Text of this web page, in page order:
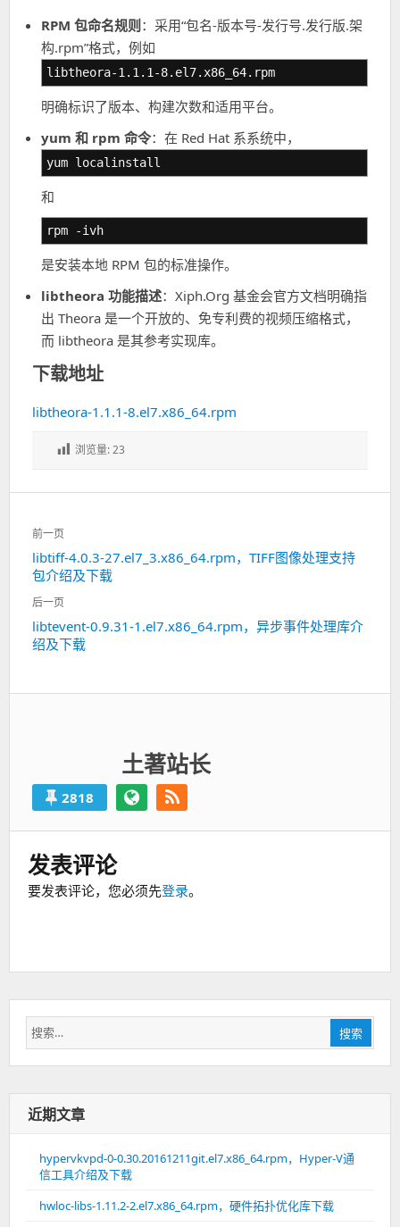
RPM 包命名规则 ：采用“包名-版本号-发行号.发行版.架
构.rpm”格式，例如
libtheora-1.1.1-8.el7.x86_64.rpm
明确标识了版本、构建次数和适用平台。
yum 和 rpm 命令：在 Red Hat 系系统中，
yum localinstall
和
rpm -ivh
是安装本地 RPM 包的标准操作。
libtheora 功能描述：Xiph.Org 基金会官方文档明确指
出 Theora 是一个开放的、免专利费的视频压缩格式，
而 libtheora 是其参考实现库。
下载地址
libtheora-1.1.1-8.el7.x86_64.rpm
浏览量:23
文
章
导
航
前一页
上
一
篇：
libtiff-4.0.3-27.el7_3.x86_64.rpm，TIFF图像处理支持
包介绍及下载
后一页
下
一
libtevent-0.9.31-1.el7.x86_64.rpm，异步事件处理库介
绍及下载
土著站长
2818
发表评论
要发表评论，您必须先登录。
搜
索：
搜索
近期文章
hypervkvpd-0-0.30.20161211git.el7.x86_64.rpm，Hyper-V通
信工具介绍及下载
hwloc-libs-1.11.2-2.el7.x86_64.rpm，硬件拓扑优化库下载